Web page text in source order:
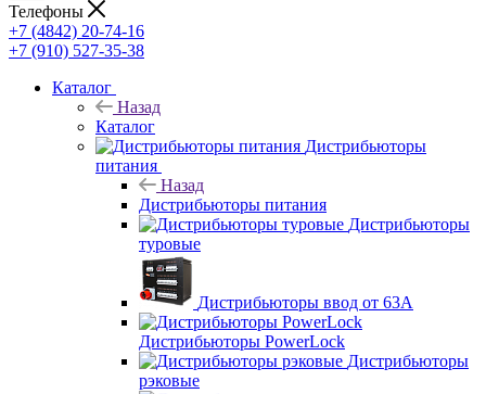
Телефоны
+7 (4842) 20-74-16
+7 (910) 527-35-38
Каталог
Назад
Каталог
Дистрибьюторы
питания
Назад
Дистрибьюторы питания
Дистрибьюторы
туровые
Дистрибьюторы ввод от 63A
Дистрибьюторы PowerLock
Дистрибьюторы
рэковые